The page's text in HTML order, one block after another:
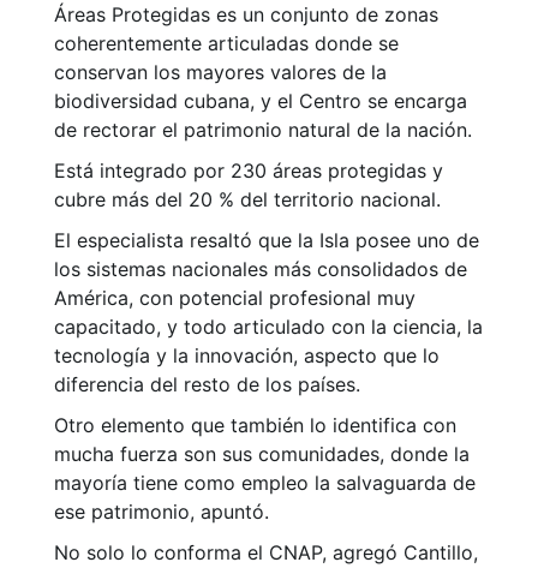
Áreas Protegidas es un conjunto de zonas
coherentemente articuladas donde se
conservan los mayores valores de la
biodiversidad cubana, y el Centro se encarga
de rectorar el patrimonio natural de la nación.
Está integrado por 230 áreas protegidas y
cubre más del 20 % del territorio nacional.
El especialista resaltó que la Isla posee uno de
los sistemas nacionales más consolidados de
América, con potencial profesional muy
capacitado, y todo articulado con la ciencia, la
tecnología y la innovación, aspecto que lo
diferencia del resto de los países.
Otro elemento que también lo identifica con
mucha fuerza son sus comunidades, donde la
mayoría tiene como empleo la salvaguarda de
ese patrimonio, apuntó.
No solo lo conforma el CNAP, agregó Cantillo,